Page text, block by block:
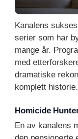
Kanalens
serier som har
mange år.
med
dramatiske
komplett historie.
Homicide
En av kanalens